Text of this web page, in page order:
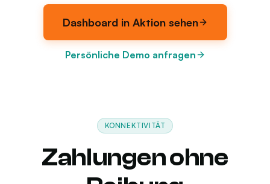
Dashboard in Aktion sehen
Persönliche Demo anfragen
KONNEKTIVITÄT
Zahlungen ohne